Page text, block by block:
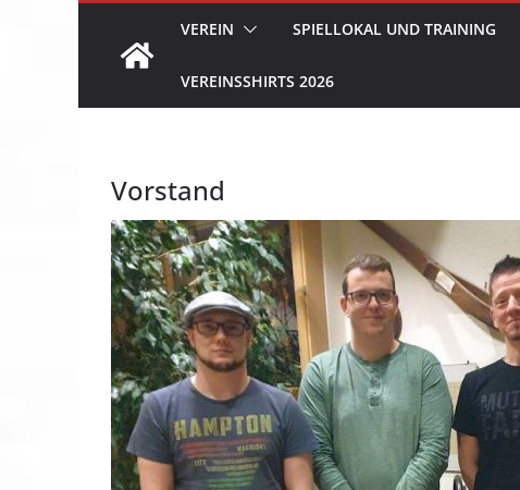
VEREIN SPIELLOKAL UND TRAINING
VEREINSSHIRTS 2026
Vorstand